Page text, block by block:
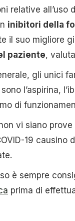
relative all’uso
inibitori della
il suo migliore
paziente,
gli unici
sono l’aspirina,
di
vi siano prove
19 causino
è sempre
prima di